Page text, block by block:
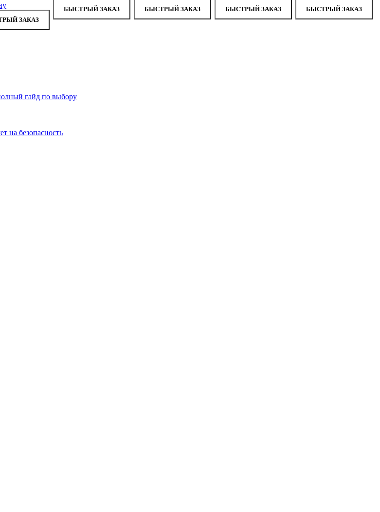
ЗАКАЗ
БЫСТРЫЙ ЗАКАЗ БЫСТРЫЙ ЗАКАЗ БЫСТРЫЙ ЗАКАЗ БЫСТРЫЙ ЗАКАЗ
гайд по выбору
на безопасность